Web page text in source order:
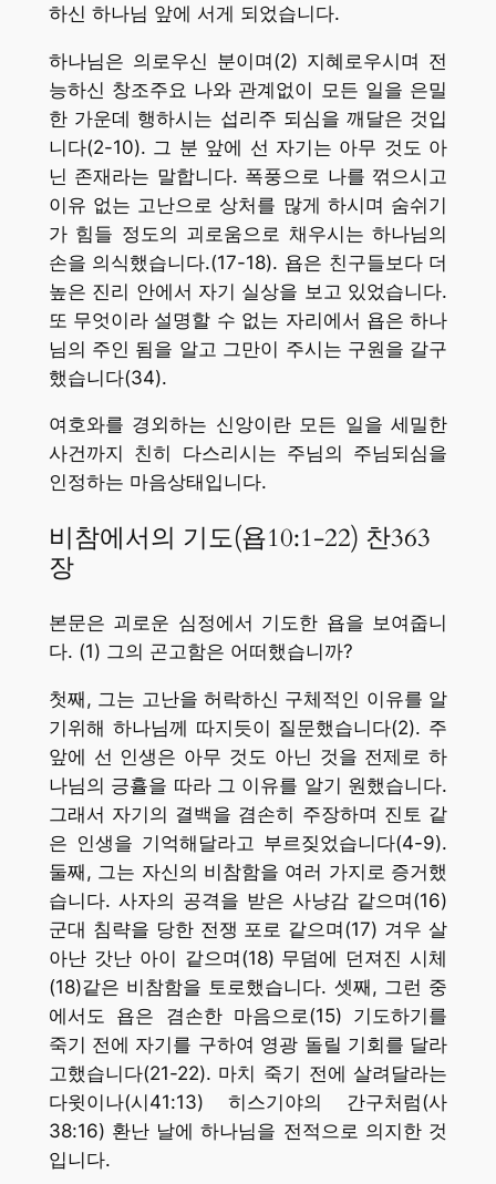
하신 하나님 앞에 서게 되었습니다.
하나님은 의로우신 분이며(2) 지혜로우시며 전
능하신 창조주요 나와 관계없이 모든 일을 은밀
한 가운데 행하시는 섭리주 되심을 깨달은 것입
니다(2-10). 그 분 앞에 선 자기는 아무 것도 아
닌 존재라는 말합니다. 폭풍으로 나를 꺾으시고
이유 없는 고난으로 상처를 많게 하시며 숨쉬기
가 힘들 정도의 괴로움으로 채우시는 하나님의
손을 의식했습니다.(17-18). 욥은 친구들보다 더
높은 진리 안에서 자기 실상을 보고 있었습니다.
또 무엇이라 설명할 수 없는 자리에서 욥은 하나
님의 주인 됨을 알고 그만이 주시는 구원을 갈구
했습니다(34).
여호와를 경외하는 신앙이란 모든 일을 세밀한
사건까지 친히 다스리시는 주님의 주님되심을
인정하는 마음상태입니다.
비참에서의 기도(욥10:1-22) 찬363
장
본문은 괴로운 심정에서 기도한 욥을 보여줍니
다. (1) 그의 곤고함은 어떠했습니까?
첫째, 그는 고난을 허락하신 구체적인 이유를 알
기위해 하나님께 따지듯이 질문했습니다(2). 주
앞에 선 인생은 아무 것도 아닌 것을 전제로 하
나님의 긍휼을 따라 그 이유를 알기 원했습니다.
그래서 자기의 결백을 겸손히 주장하며 진토 같
은 인생을 기억해달라고 부르짖었습니다(4-9).
둘째, 그는 자신의 비참함을 여러 가지로 증거했
습니다. 사자의 공격을 받은 사냥감 같으며(16)
군대 침략을 당한 전쟁 포로 같으며(17) 겨우 살
아난 갓난 아이 같으며(18) 무덤에 던져진 시체
(18)같은 비참함을 토로했습니다. 셋째, 그런 중
에서도 욥은 겸손한 마음으로(15) 기도하기를
죽기 전에 자기를 구하여 영광 돌릴 기회를 달라
고했습니다(21-22). 마치 죽기 전에 살려달라는
다윗이나(시41:13) 히스기야의 간구처럼(사
38:16) 환난 날에 하나님을 전적으로 의지한 것
입니다.